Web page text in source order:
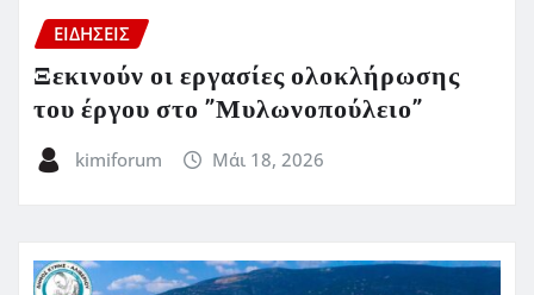
ΕΙΔΗΣΕΙΣ
Ξεκινούν οι εργασίες ολοκλήρωσης
του έργου στο ”Μυλωνοπούλειο”
kimiforum Μάι 18, 2026